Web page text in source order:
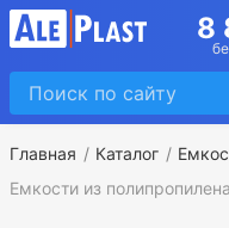
8
Главная Каталог
Емкости из полипропилена